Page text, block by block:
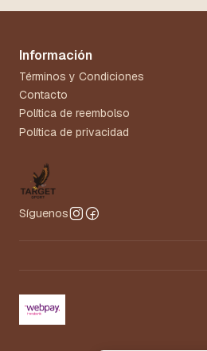
Información
Términos y Condiciones
Contacto
Política de reembolso
Política de privacidad
Síguenos